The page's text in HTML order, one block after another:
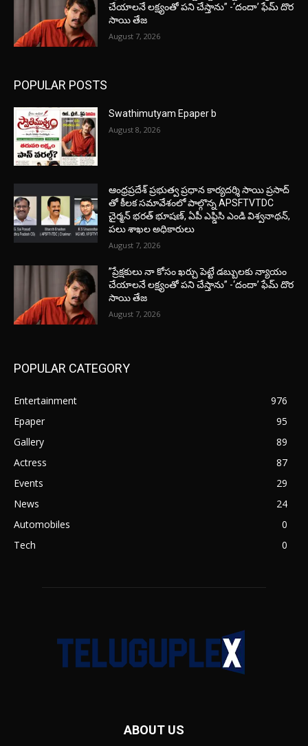
చేయాలనే లక్ష్యంతో పని చేస్తాను” -‘దందా’ ఫేమ్ దొర
సాయి తేజ
August 7, 2026
POPULAR POSTS
Swathimutyam Epaper b
August 8, 2026
ఆంధ్రప్రదేశ్ ప్రభుత్వ ప్రధాన కార్యదర్శి సాయి ప్రసాద్
తో కీలక సమావేశంలో పాల్గొన్న APSFTVTDC
చైర్మన్ భరత్ భూషణ్, ఏపీ ఎఫ్డిసి ఎండి విశ్వనాథన్,
పలు శాఖల అధికారులు
August 7, 2026
”ప్రేక్షకులు నా కోసం ఖర్చు పెట్టే డబ్బులకు న్యాయం
చేయాలనే లక్ష్యంతో పని చేస్తాను” -‘దందా’ ఫేమ్ దొర
సాయి తేజ
August 7, 2026
POPULAR CATEGORY
Entertainment
976
Epaper
95
Gallery
89
Actress
87
Events
29
News
24
Automobiles
0
Tech
0
ABOUT US